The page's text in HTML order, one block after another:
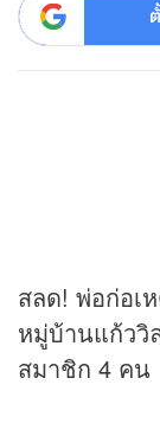
สลด! พ่อก่อเ
หมู่บ้านแก้ววิ
สมาชิก 4 คน